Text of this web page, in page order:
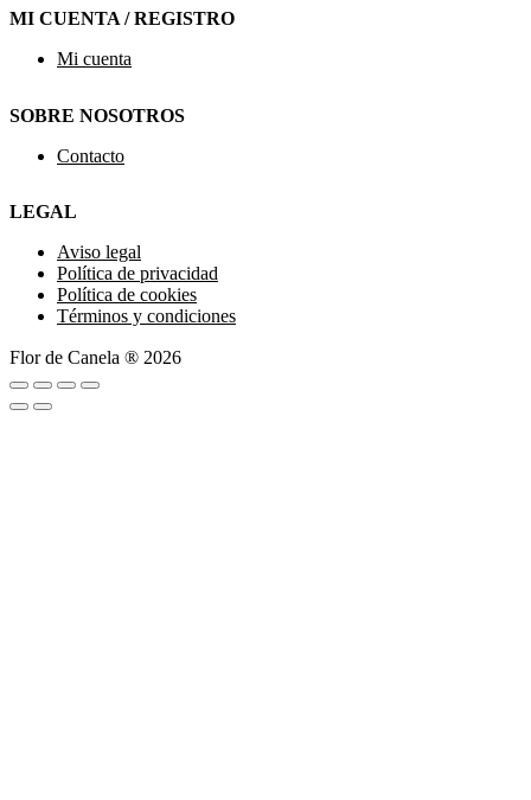
MI CUENTA / REGISTRO
Mi cuenta
SOBRE NOSOTROS
Contacto
LEGAL
Aviso legal
Política de privacidad
Política de cookies
Términos y condiciones
Flor de Canela ® 2026